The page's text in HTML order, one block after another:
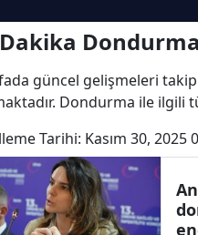
güncel gelişmeleri
Dondurma ile ilgili
Tarihi: Kasım 30, 2025